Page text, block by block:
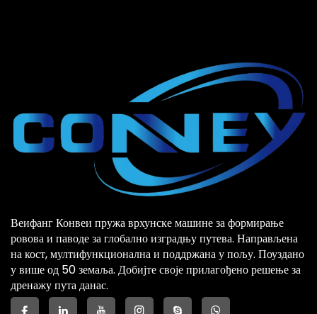
Веифанг Конвеи пружа врхунске машине за формирање
ровова и паводе за глобално изградњу путева. Направљена
на кост, мултифункционална и поддржана у пољу. Поуздано
у више од 50 земаља. Добијте своје прилагођено решење за
дренажу пута данас.